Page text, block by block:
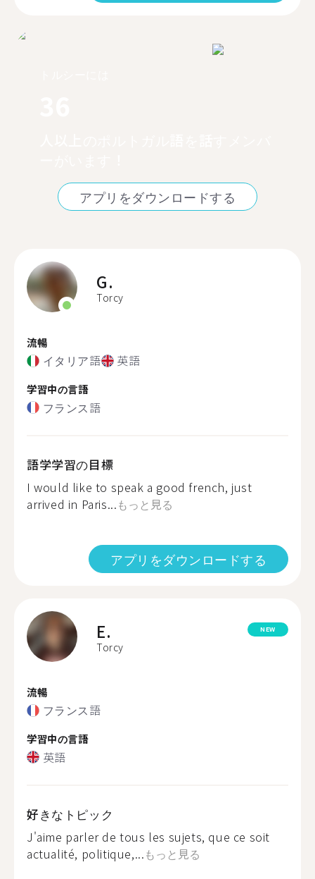
アプリをダウンロードする
G.
Torcy
流暢
イタリア語 英語
学習中の言語
フランス語
語学学習の目標
I would like to speak a good french, just
arrived in Paris...もっと見る
アプリをダウンロードする
E.
Torcy
NEW
流暢
フランス語
学習中の言語
英語
好きなトピック
J'aime parler de tous les sujets, que ce soit
actualité, politique,...もっと見る